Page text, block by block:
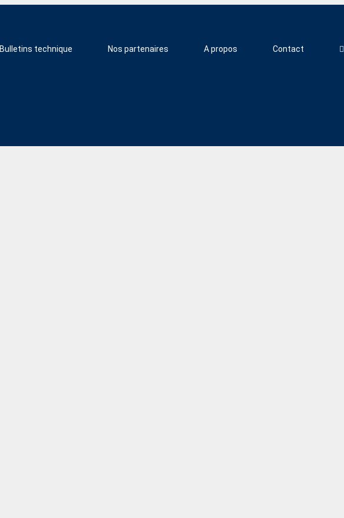
Bulletins technique Nos partenaires A propos Contact